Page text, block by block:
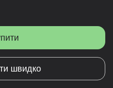
швидко